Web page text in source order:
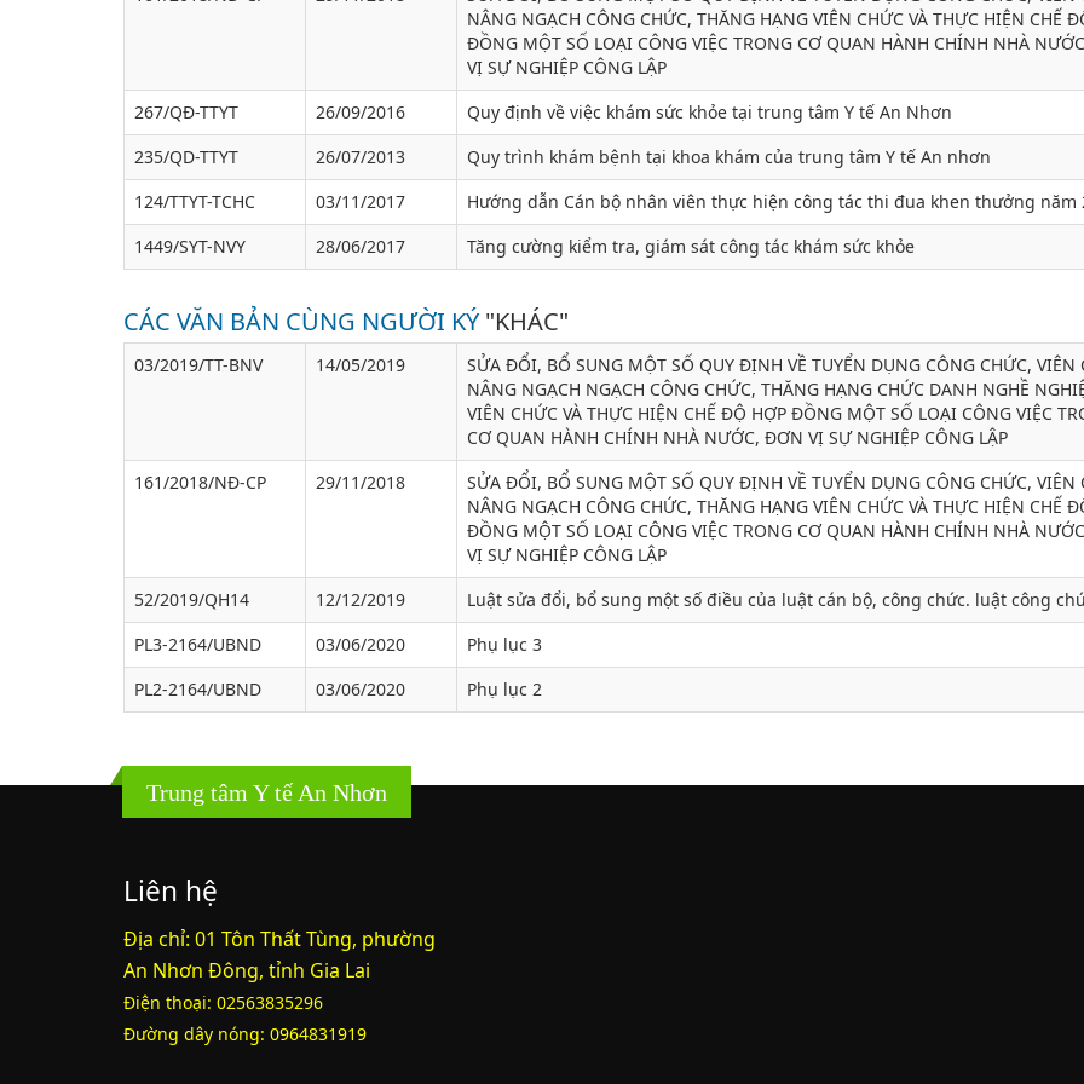
NÂNG NGẠCH CÔNG CHỨC, THĂNG HẠNG VIÊN CHỨC VÀ THỰC HIỆN CHẾ
ĐỒNG MỘT SỐ LOẠI CÔNG VIỆC TRONG CƠ QUAN HÀNH CHÍNH NHÀ
VỊ SỰ NGHIỆP CÔNG LẬP
267/QĐ-TTYT
26/09/2016
Quy định về việc khám sức khỏe tại trung tâm Y tế An Nhơn
235/QD-TTYT
26/07/2013
Quy trình khám bệnh tại khoa khám của trung tâm Y tế An nhơn
124/TTYT-TCHC
03/11/2017
Hướng dẫn Cán bộ nhân viên thực hiện công tác thi đua khen thưởng năm
1449/SYT-NVY
28/06/2017 Tăng cường kiểm tra, giám sát công tác khám sức khỏe
CÁC VĂN BẢN CÙNG NGƯỜI KÝ "KHÁC"
03/2019/TT-BNV 14/05/2019
SỬA ĐỔI, BỔ SUNG MỘT SỐ QUY ĐỊNH VỀ TUYỂN DỤNG CÔNG CHỨC, VIÊN
NÂNG NGẠCH NGẠCH CÔNG CHỨC, THĂNG HẠNG CHỨC DANH NGHỀ
VIÊN CHỨC VÀ THỰC HIỆN CHẾ ĐỘ HỢP ĐỒNG MỘT SỐ LOẠI CÔNG VIỆC
CƠ QUAN HÀNH CHÍNH NHÀ NƯỚC, ĐƠN VỊ SỰ NGHIỆP CÔNG LẬP
161/2018/NĐ-CP
29/11/2018
SỬA ĐỔI, BỔ SUNG MỘT SỐ QUY ĐỊNH VỀ TUYỂN DỤNG CÔNG CHỨC, VIÊN
NÂNG NGẠCH CÔNG CHỨC, THĂNG HẠNG VIÊN CHỨC VÀ THỰC HIỆN CHẾ
ĐỒNG MỘT SỐ LOẠI CÔNG VIỆC TRONG CƠ QUAN HÀNH CHÍNH NHÀ
VỊ SỰ NGHIỆP CÔNG LẬP
52/2019/QH14
12/12/2019
Luật sửa đổi, bổ sung một số điều của luật cán bộ, công chức. luật công
PL3-2164/UBND
03/06/2020
Phụ lục 3
PL2-2164/UBND
03/06/2020 Phụ lục 2
Trung tâm Y tế An Nhơn
Liên hệ
Địa chỉ: 01 Tôn Thất Tùng, phường
An Nhơn Đông, tỉnh Gia Lai
Điện thoại: 02563835296
Đường dây nóng: 0964831919